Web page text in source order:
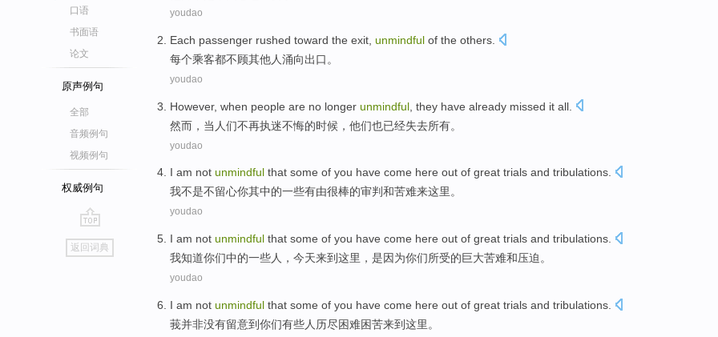
口语
书面语
论文
原声例句
全部
音频例句
视频例句
权威例句
go
top
返回词典
youdao
Each passenger rushed toward the exit unmindful of the others
每个乘客都不顾其他人涌向出口 。
youdao
However, when people are no longer unmindful they have already missed it all
然而 ， 当 人们不再执迷不悔的时候， 他们也已经失去所有。
youdao
I am not unmindful that some of you have come here out of great trials and tribulations.
我不是不留心你其中的一些有由很棒的审判和苦难来这里。
youdao
I am not unmindful that some of you have come here out of great trials and tribulations
我知道你们中的一些人 ，今天来到这里 ，是因为你们所受的巨大苦难和压迫。
youdao
I am not unmindful that some of you have come here out of great trials and tribulations.
莪并非没有留意到你们有些人 历尽困难困苦来到这里 。